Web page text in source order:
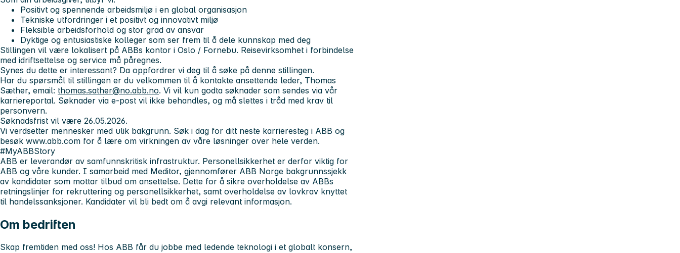
Positivt og spennende arbeidsmiljø i en global organisasjon
Tekniske utfordringer i et positivt og innovativt miljø
Fleksible arbeidsforhold og stor grad av ansvar
Dyktige og entusiastiske kolleger som ser frem til å dele kunnskap med deg
Stillingen vil være lokalisert på ABBs kontor i Oslo / Fornebu. Reisevirksomhet i forbindelse
med idriftsettelse og service må påregnes.
Synes du dette er interessant? Da oppfordrer vi deg til å søke på denne stillingen.
Har du spørsmål til stillingen er du velkommen til å kontakte ansettende leder, Thomas
Sæther, email: thomas.sather@no.abb.no. Vi vil kun godta søknader som sendes via vår
karriereportal. Søknader via e-post vil ikke behandles, og må slettes i tråd med krav til
personvern.
Søknadsfrist vil være 26.05.2026.
Vi verdsetter mennesker med ulik bakgrunn. Søk i dag for ditt neste karrieresteg i ABB og
besøk www.abb.com for å lære om virkningen av våre løsninger over hele verden.
#MyABBStory
ABB er leverandør av samfunnskritisk infrastruktur. Personellsikkerhet er derfor viktig for
ABB og våre kunder. I samarbeid med Meditor, gjennomfører ABB Norge bakgrunnssjekk
av kandidater som mottar tilbud om ansettelse. Dette for å sikre overholdelse av ABBs
retningslinjer for rekruttering og personellsikkerhet, samt overholdelse av lovkrav knyttet
til handelssanksjoner. Kandidater vil bli bedt om å avgi relevant informasjon.
Om bedriften
Skap fremtiden med oss! Hos ABB får du jobbe med ledende teknologi i et globalt konsern,